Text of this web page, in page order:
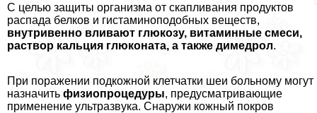
С целью защиты организма от скапливания продуктов
распада белков и гистаминоподобных веществ,
внутривенно вливают глюкозу, витаминные смеси,
раствор кальция глюконата, а также димедрол.
При поражении подкожной клетчатки шеи больному могут
назначить физиопроцедуры, предусматривающие
применение ультразвука. Снаружи кожный покров